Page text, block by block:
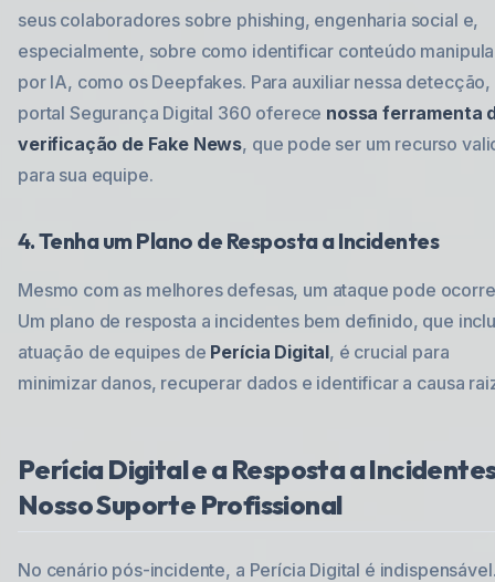
seus colaboradores sobre phishing, engenharia social e,
especialmente, sobre como identificar conteúdo
por IA, como os Deepfakes. Para auxiliar nessa detecção,
portal Segurança Digital 360 oferece nossa ferramenta
verificação de Fake News, que pode ser um recurso
para sua equipe.
4. Tenha um Plano de Resposta a Incidentes
Mesmo com as melhores defesas, um ataque pode
Um plano de resposta a incidentes bem definido, que
atuação de equipes de Perícia Digital, é crucial para
minimizar danos, recuperar dados e identificar a causa
Perícia Digital e a Resposta a
Nosso Suporte Profissional
No cenário pós-incidente, a Perícia Digital é